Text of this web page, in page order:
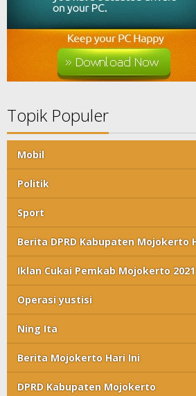
Topik Populer
Mobil
Politik
Sport
Berita DPRD Kabupaten Mojokerto
Iklan Cukai Pemkab Mojokerto 2021
Operasi yustisi
Ning Ita
Berita Mojokerto Hari Ini
DPRD Kabupaten Mojokerto